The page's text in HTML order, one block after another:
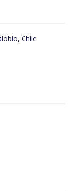
Chile